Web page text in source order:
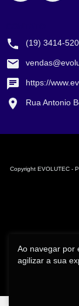
Ao navegar por
agilizar a sua
(19) 3414-
https://
Rua Antonio
Copyright EVOLUTEC -